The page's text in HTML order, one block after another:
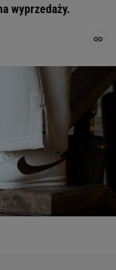
wyprzedaży.